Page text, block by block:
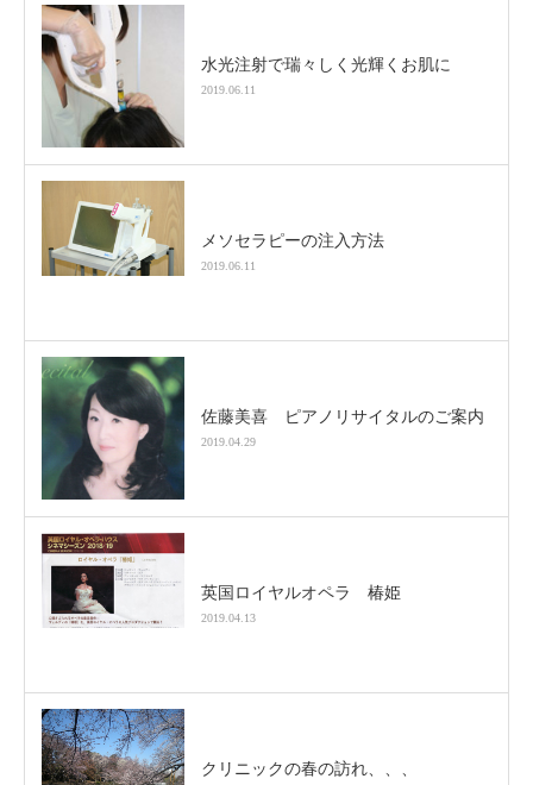
水光注射で瑞々しく光輝くお肌に
2019.06.11
メソセラピーの注入方法
2019.06.11
佐藤美喜 ピアノリサイタルのご案内
2019.04.29
英国ロイヤルオペラ 椿姫
2019.04.13
クリニックの春の訪れ、、、